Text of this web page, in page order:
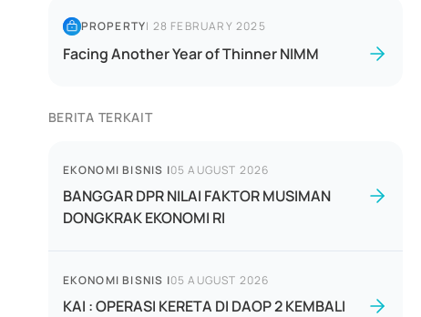
PROPERTY| 28 FEBRUARY 2025
Facing Another Year of Thinner NIMM
BERITA TERKAIT
EKONOMI BISNIS |05 AUGUST 2026
BANGGAR DPR NILAI FAKTOR MUSIMAN
DONGKRAK EKONOMI RI
EKONOMI BISNIS |05 AUGUST 2026
KAI : OPERASI KERETA DI DAOP 2 KEMBALI